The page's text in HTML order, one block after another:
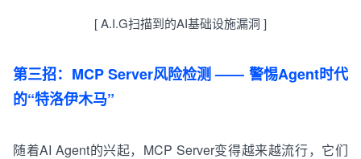
[A.I.G扫描到的AI基础设施漏洞 ]
第三招：MCP Server风险检测 —— 警惕Agent时代
的“特洛伊木马”
随着AI Agent的兴起，MCP Server变得越来越流行， 它们